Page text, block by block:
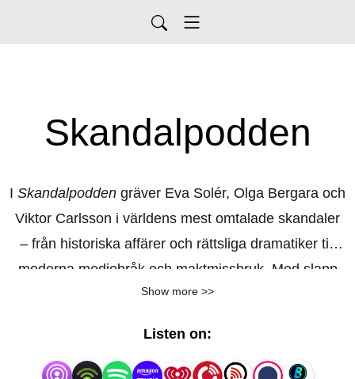
Skandalpodden
I Skandalpodden gräver Eva Solér, Olga Bergara och
Viktor Carlsson i världens mest omtalade skandaler
– från historiska affärer och rättsliga dramatiker till
moderna mediebråk och maktmissbruk. Med slapp
research, humor och en gnutta dramatik guidar de
som älskar skvaller med substans, skandaler med
Show more >>
Listen on: